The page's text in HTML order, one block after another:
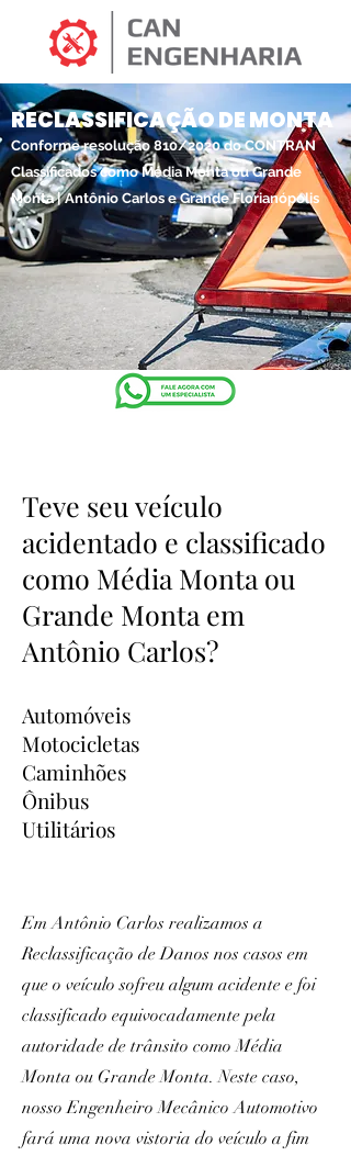
RECLASSIFICAÇÃO DE MONTA
Conforme resolução 810/2020 do CONTRAN
Classificados como Média Monta ou Grande
Monta | Antônio Carlos e Grande Florianópolis
Teve seu veículo
acidentado e classificado
como Média Monta ou
Grande Monta em
Antônio Carlos?
Automóveis
Motocicletas
Caminhões
Ônibus
Utilitários
Em Antônio Carlos realizamos a
Reclassificação de Danos nos casos em
que o veículo sofreu algum acidente e foi
classificado equivocadamente pela
autoridade de trânsito como Média
Monta ou Grande Monta. Neste caso,
nosso Engenheiro Mecânico Automotivo
fará uma nova vistoria do veículo a fim